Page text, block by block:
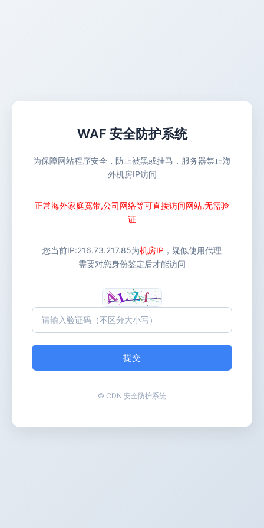
WAF 安全防护系统
为保障网站程序安全，防止被黑或挂马，服务器禁止海
外机房IP访问
正常海外家庭宽带,公司网络等可直接访问网站,无需验
证
您当前IP:216.73.217.85为机房IP ，疑似使用代理
需要对您身份鉴定后才能访问
提交
© CDN 安全防护系统